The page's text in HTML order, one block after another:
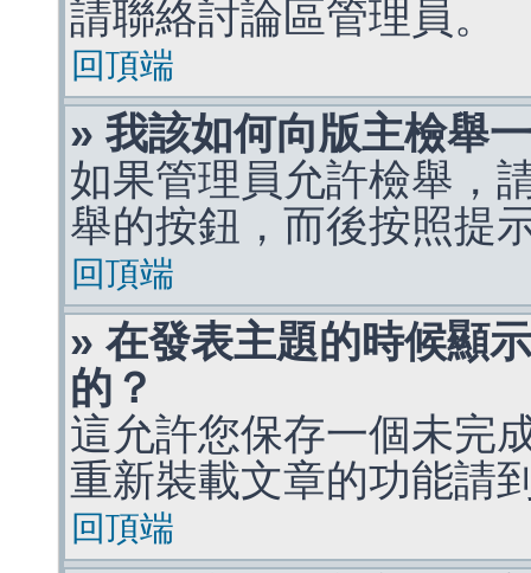
請聯絡討論區管理員。
回頂端
» 我該如何向版主檢舉
如果管理員允許檢舉，
舉的按鈕，而後按照提
回頂端
» 在發表主題的時候顯
的？
這允許您保存一個未完
重新裝載文章的功能請
回頂端